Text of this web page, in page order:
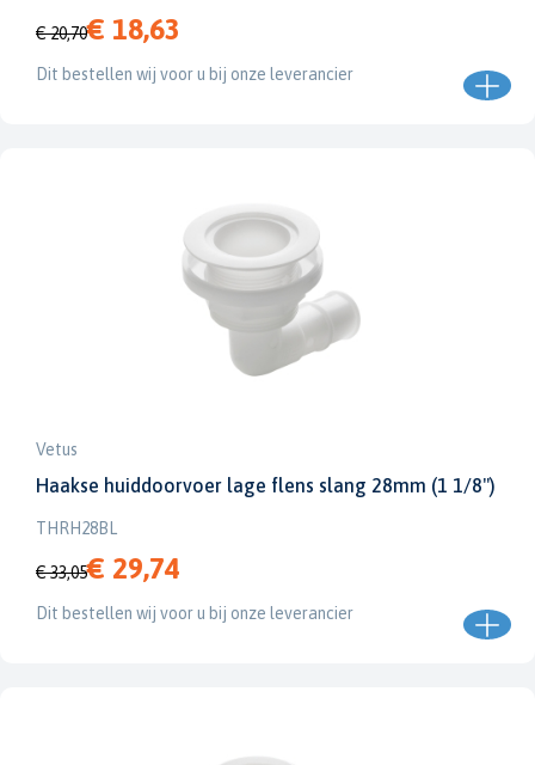
€ 20,70€ 18,63
Dit bestellen wij voor u bij onze leverancier
Vetus
Haakse huiddoorvoer lage flens slang 28mm (1 1/8")
THRH28BL
€ 33,05€ 29,74
Dit bestellen wij voor u bij onze leverancier